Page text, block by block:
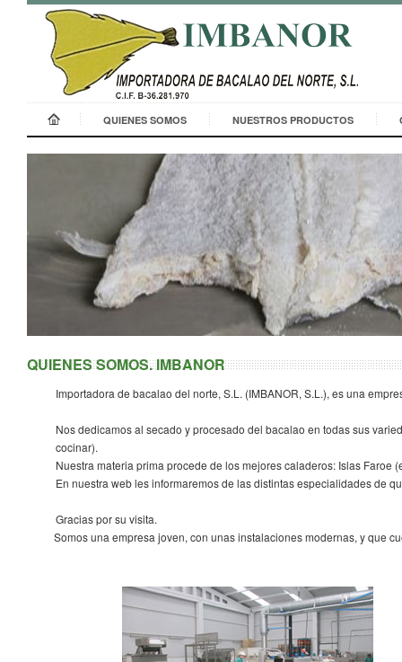
QUIENES SOMOS NUESTROS PRODUCTOS
QUIENES SOMOS. IMBANOR
Importadora de bacalao del norte, S.L. (IMBANOR, S.L.), es una
Nos dedicamos al secado y procesado del bacalao en todas sus
cocinar).
Nuestra materia prima procede de los mejores caladeros: Islas Faroe
En nuestra web les informaremos de las distintas especialidades de
Gracias por su visita.
Somos una empresa joven, con unas instalaciones modernas, y que